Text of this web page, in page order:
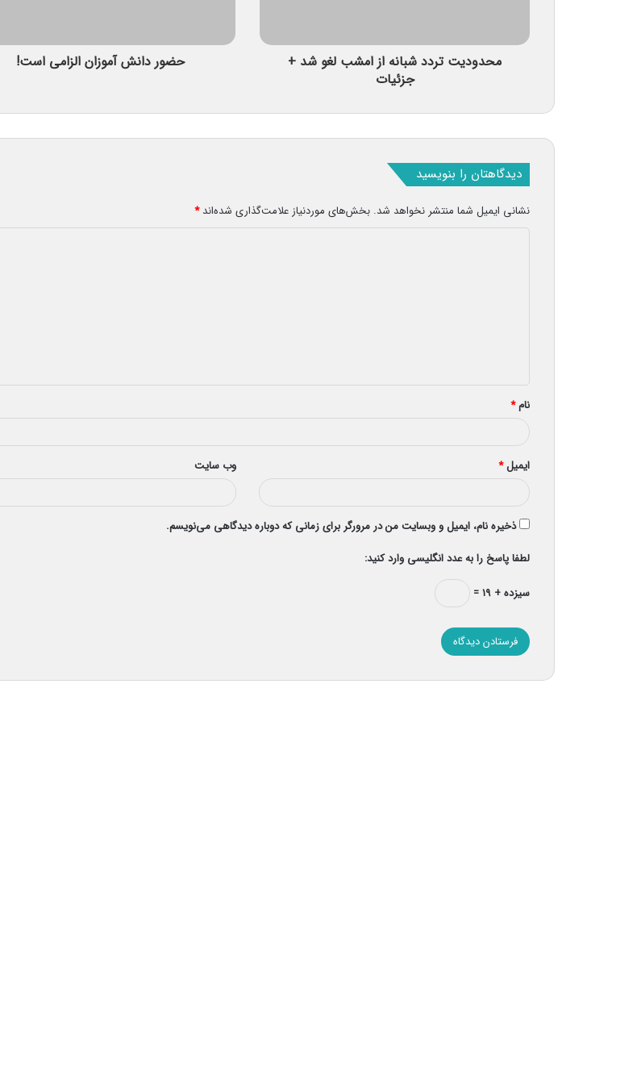
محدودیت تردد شبانه از امشب لغو شد +
جزئیات
حضور دانش آموزان الزامی است!
دیدگاهتان را بنویسید
نشانی ایمیل شما منتشر نخواهد شد. بخش‌های موردنیاز علامت‌گذاری شده‌اند*
*
نام*
ایمیل* وب‌ سایت
ذخیره نام، ایمیل و وبسایت من در مرورگر برای زمانی که دوباره دیدگاهی می‌نویسم.
لطفا پاسخ را به عدد انگلیسی وارد کنید:
سیزده + ۱۹ =